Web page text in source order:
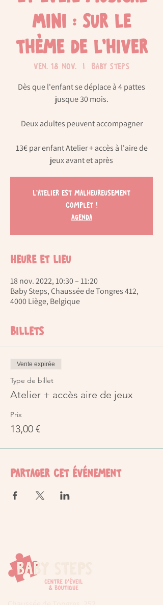
MINI : Sur le
thème de l'hiver
ven. 18 nov.
  |
Baby Steps
Dès que l'enfant se déplace à 4 pattes
jusque 30 mois.
Deux adultes peuvent accompagner
13€ par enfant Atelier + accès à l'aire de
jeux avant et après
L'atelier est malheureusement
complet !
Agenda
Heure et lieu
18 nov. 2022, 10:30 – 11:20
Baby Steps, Chaussée de Tongres 412,
4000 Liège, Belgique
Billets
Vente expirée
Type de billet
Atelier + accès aire de jeux
Prix
13,00 €
Partager cet événement